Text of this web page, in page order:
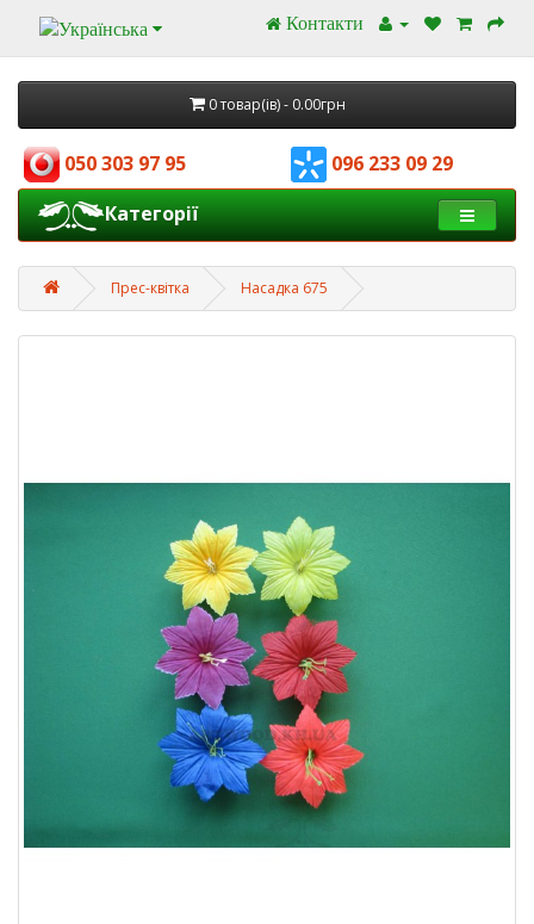
Контакти
0 товар(ів) - 0.00грн
050 303 97 95
096 233 09 29
Категорії
Прес-квітка Насадка 675